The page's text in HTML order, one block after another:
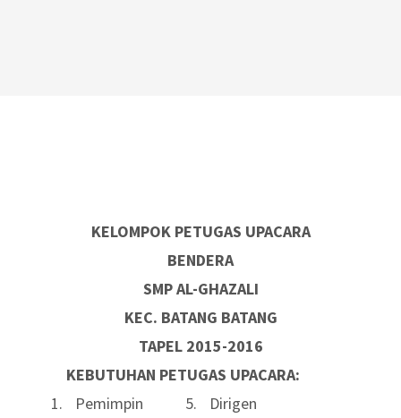
KELOMPOK PETUGAS UPACARA
BENDERA
SMP AL-GHAZALI
KEC. BATANG BATANG
TAPEL 2015-2016
KEBUTUHAN PETUGAS UPACARA:
1.
Pemimpin
5.
Dirigen